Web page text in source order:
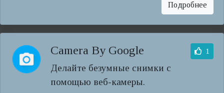
Подробнее
Camera By Google
Делайте безумные снимки с
помощью веб-камеры.
1